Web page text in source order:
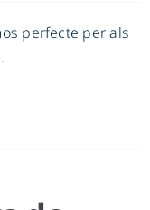
perfecte per als